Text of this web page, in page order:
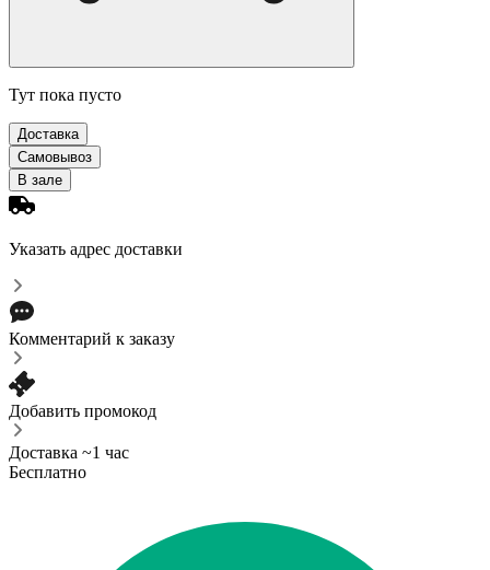
Тут пока пусто
Доставка
Самовывоз
В зале
Указать адрес доставки
Комментарий к заказу
Добавить промокод
Доставка ~1 час
Бесплатно